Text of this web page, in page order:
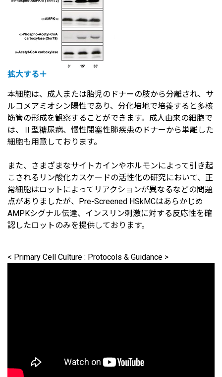
拡大する＋
本細胞は、成人または胎児のドナーの肢から分離され、サ
ルコメアミオシン陽性であり、分化培地で培養すると多核
筋管の形成を観察することができます。成人由来の細胞で
は、Ⅱ型糖尿病、慢性閉塞性肺疾患のドナーから単離した
細胞も用意しております。
また、さまざまなサイトカインやホルモンによって引き起
こされるリン酸化カスケードの活性化の研究において、正
常細胞はロットによってリアクションが異なるなどの問題
点がありましたが、Pre-Screened HSkMCはあらかじめ
AMPKシグナル伝達、インスリン刺激に対する反応性を確
認したロットのみを提供しております。
< Primary Cell Culture : Protocols & Guidance >